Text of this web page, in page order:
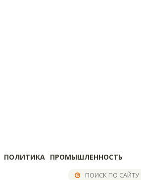
ПОЛИТИКА ПРОМЫШЛЕННОСТЬ